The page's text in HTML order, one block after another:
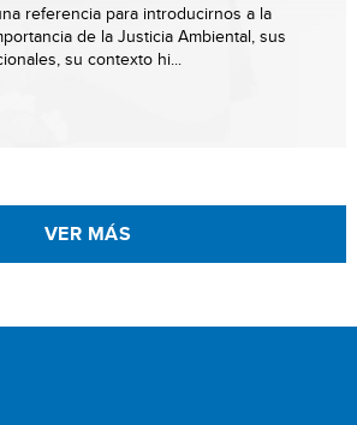
referencia para introducirnos a la
de la Justicia Ambiental, sus
su contexto hi...
VER MÁS